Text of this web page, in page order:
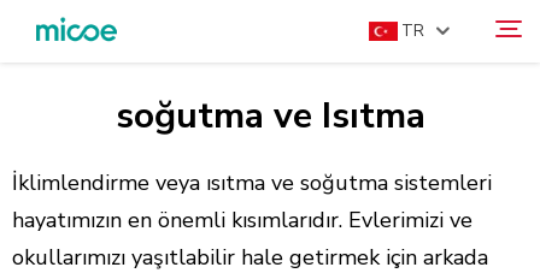
TR
HAKKIMIZDA
ÜRÜNLER
ÇÖZÜM
DESTEK VE HIZMETLER
Ara
soğutma ve Isıtma
İklimlendirme veya ısıtma ve soğutma sistemleri
hayatımızın en önemli kısımlarıdır. Evlerimizi ve
okullarımızı yaşıtlabilir hale getirmek için arkada